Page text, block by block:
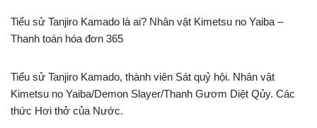
Tiểu sử Tanjiro Kamado là ai? Nhân vật Kimetsu no Yaiba –
Thanh toán hóa đơn 365
Tiểu sử Tanjiro Kamado, thành viên Sát quỷ hội. Nhân vật
Kimetsu no Yaiba/Demon Slayer/Thanh Gươm Diệt Qủy. Các
thức Hơi thở của Nước.